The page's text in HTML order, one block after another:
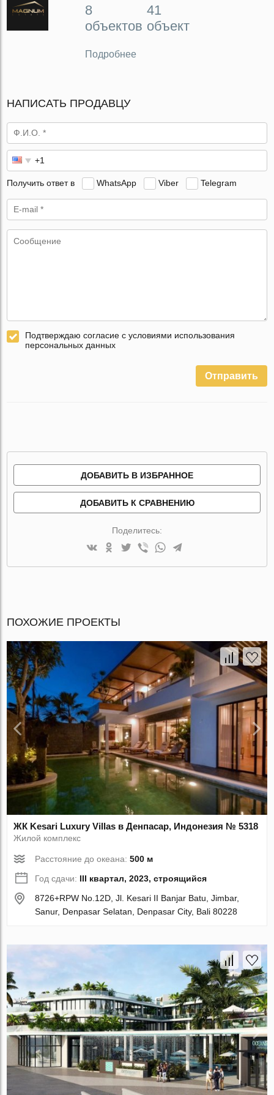
8
объектов
41
объект
Подробнее
НАПИСАТЬ ПРОДАВЦУ
Получить ответ в WhatsApp Viber Telegram
Подтверждаю согласие с условиями использования
персональных данных
Отправить
ДОБАВИТЬ В ИЗБРАННОЕ
ДОБАВИТЬ К СРАВНЕНИЮ
Поделитесь:
ПОХОЖИЕ ПРОЕКТЫ
ЖК Kesari Luxury Villas в Денпасар, Индонезия № 5318
Жилой комплекс
Расстояние до океана:500 м
Год сдачи: III квартал, 2023, строящийся
8726+RPW No.12D, Jl. Kesari II Banjar Batu, Jimbar,
Sanur, Denpasar Selatan, Denpasar City, Bali 80228